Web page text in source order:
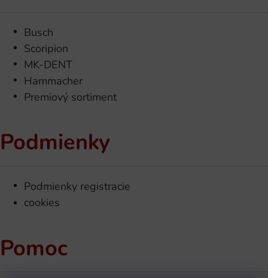
Busch
Scoripion
MK-DENT
Hammacher
Premiový sortiment
Podmienky
Podmienky registracie
cookies
Pomoc